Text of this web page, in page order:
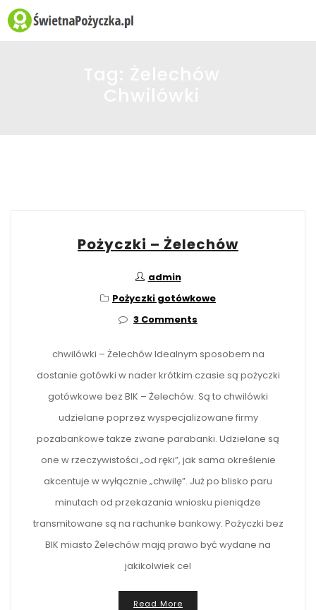
Pożyczki – Żelechów
admin
Pożyczki gotówkowe
3 Comments
chwilówki – Żelechów Idealnym sposobem na
dostanie gotówki w nader krótkim czasie są pożyczki
gotówkowe bez BIK – Żelechów. Są to chwilówki
udzielane poprzez wyspecjalizowane firmy
pozabankowe takze zwane parabanki. Udzielane są
one w rzeczywistości „od ręki”, jak sama określenie
akcentuje w wyłącznie „chwilę”. Już po blisko paru
minutach od przekazania wniosku pieniądze
transmitowane są na rachunke bankowy. Pożyczki bez
BIK miasto Żelechów mają prawo być wydane na
jakikolwiek cel
Read More